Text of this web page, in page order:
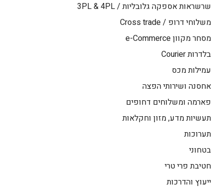
שרשראות אספקה גלובליות / 3PL & 4PL
משלוחי דרופ / Cross trade
מסחר מקוון e-Commerce
בלדרות Courier
עמילות מכס
אחסנה ושירותי הפצה
פארמה ומשלוחים דחופים
תעשיות מדע, מזון וחקלאות
תערוכות
בטחוני
חטיבת פרי טרי
ייעוץ והדרכות